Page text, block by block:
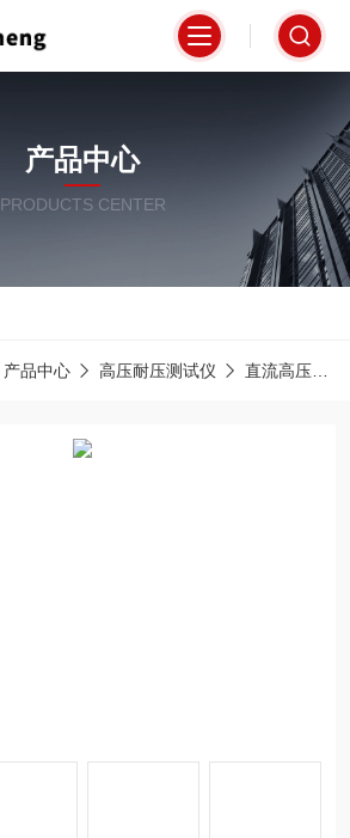
产品中心
PRODUCTS CENTER
产品中心 高压耐压测试仪 直流高压发生器